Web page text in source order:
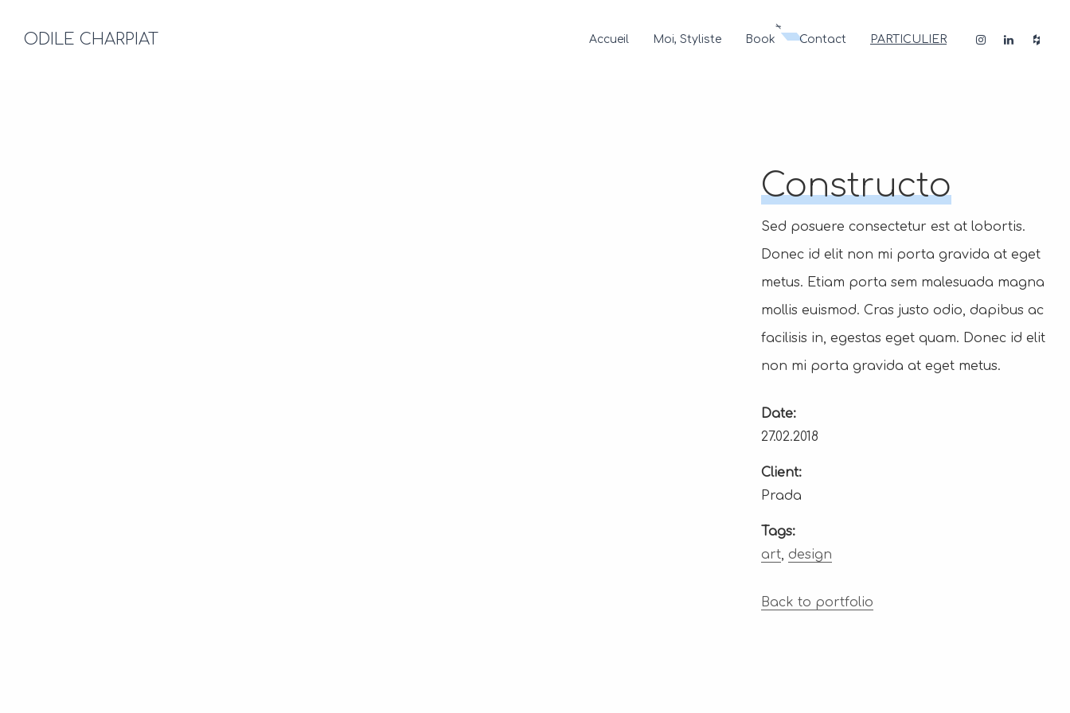
ODILE CHARPIAT Accueil Moi, Styliste Book Contact PARTICULIER
Constructo
Sed posuere consectetur est at lobortis.
Donec id elit non mi porta gravida at eget
metus. Etiam porta sem malesuada magna
mollis euismod. Cras justo odio, dapibus ac
facilisis in, egestas eget quam. Donec id elit
non mi porta gravida at eget metus.
Date:
27.02.2018
Client:
Prada
Tags:
art, design
Back to portfolio